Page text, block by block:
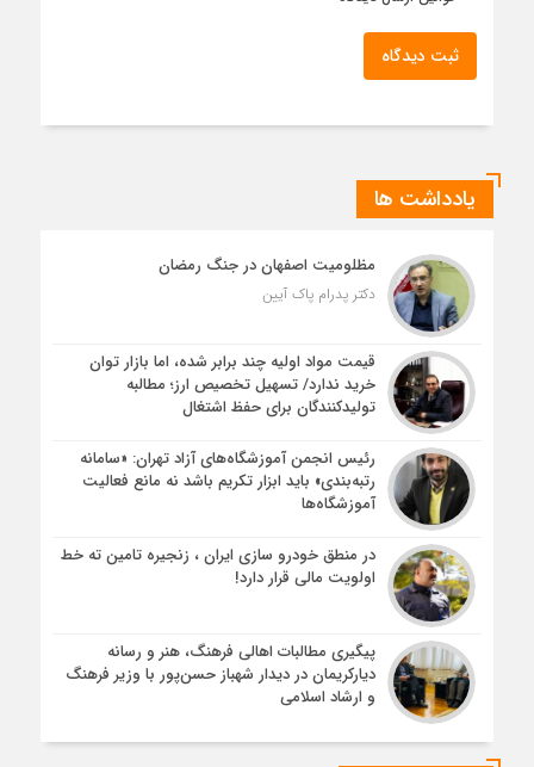
ثبت دیدگاه
یادداشت ها
مظلومیت اصفهان در جنگ رمضان
دکتر پدرام پاک آیین
قیمت مواد اولیه چند برابر شده، اما بازار توان
خرید ندارد/ تسهیل تخصیص ارز؛ مطالبه
تولیدکنندگان برای حفظ اشتغال
رئیس انجمن آموزشگاه‌های آزاد تهران: «سامانه
رتبه‌بندی» باید ابزار تکریم باشد نه مانع فعالیت
آموزشگاه‌ها
در منطق خودرو سازی ایران ، زنجیره تامین ته خط
اولویت مالی قرار دارد!
پیگیری مطالبات اهالی فرهنگ، هنر و رسانه
دیارکریمان در دیدار شهباز حسن‌پور با وزیر فرهنگ
و ارشاد اسلامی